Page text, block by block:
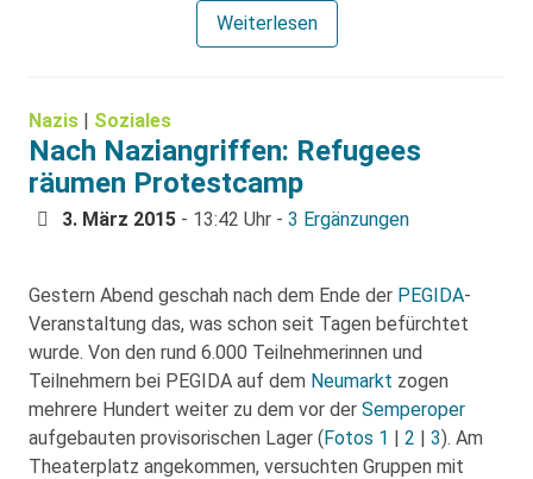
Weiterlesen
Nazis | Soziales
Nach Naziangriffen: Refugees
räumen Protestcamp
3. März 2015 - 13:42 Uhr - 3 Ergänzungen
Gestern Abend geschah nach dem Ende der PEGIDA-
Veranstaltung das, was schon seit Tagen befürchtet
wurde. Von den rund 6.000 Teilnehmerinnen und
Teilnehmern bei PEGIDA auf dem Neumarkt zogen
mehrere Hundert weiter zu dem vor der Semperoper
aufgebauten provisorischen Lager (Fotos 1 | 2 | 3). Am
Theaterplatz angekommen, versuchten Gruppen mit